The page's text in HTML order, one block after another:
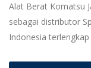
Alat Berat Komatsu
sebagai distributor
Indonesia terlengkap